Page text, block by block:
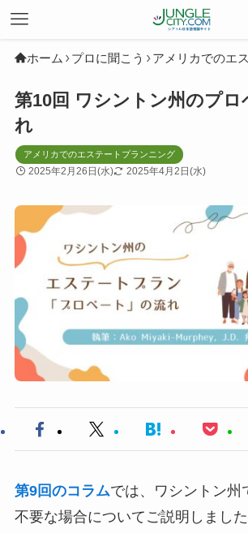
ホーム プロに聞こう アメリカでのエ
第10回 ワシントン州のプロ
れ
アメリカでのエステートプランニング
2025年2月26日(水) 2025年4月2日(水)
第9回のコラムでは、ワシントン州
不要な場合についてご説明しまし